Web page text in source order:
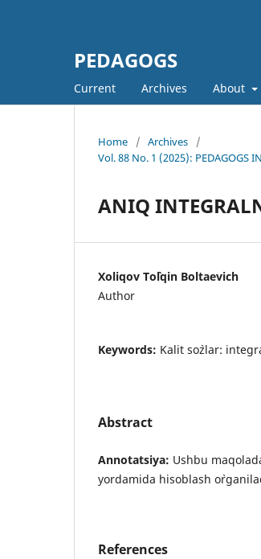
PEDAGOGS
Current Archives About
Home / Archives
/
Vol. 88 No. 1 (2025): PEDAGOGS
ANIQ
Xoliqov To`lqin Boltaevich
Author
Keywords: Kalit so`zlar:
Abstract
Annotatsiya: Ushbu
yordamida hisoblash
References